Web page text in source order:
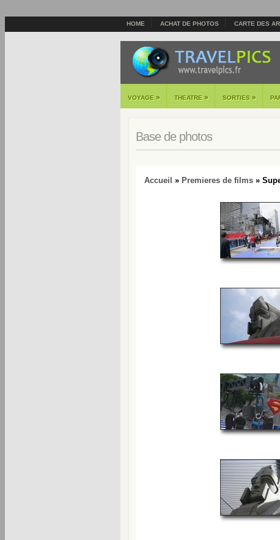
HOME ACHAT DE PHOTOS CARTE DES
VOYAGE » THEATRE » SORTIES »
Base de photos
Accueil » Premieres de films »